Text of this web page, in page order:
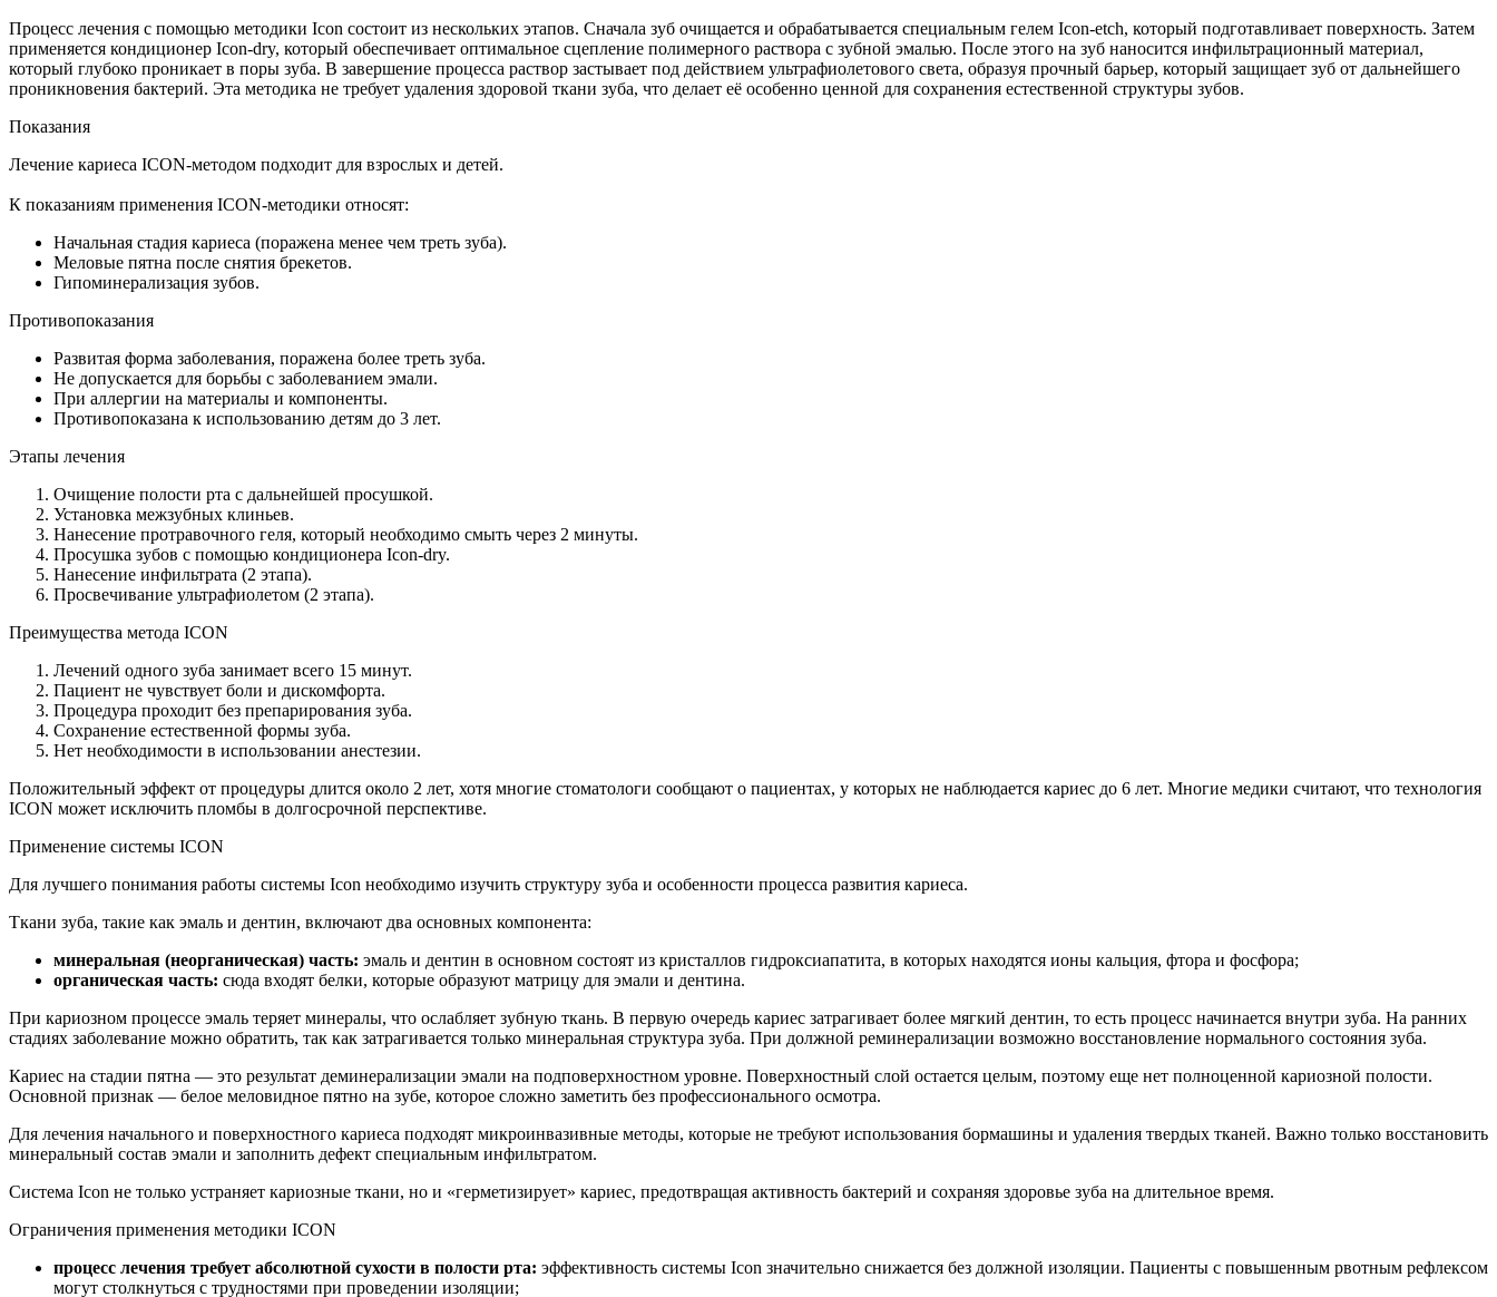
Процесс лечения с помощью методики Icon состоит из нескольких этапов. Сначала зуб очищается и обрабатывается специальным гелем Icon-etch, который подготавливает поверхность. Затем
применяется кондиционер Icon-dry, который обеспечивает оптимальное сцепление полимерного раствора с зубной эмалью. После этого на зуб наносится инфильтрационный материал,
который глубоко проникает в поры зуба. В завершение процесса раствор застывает под действием ультрафиолетового света, образуя прочный барьер, который защищает зуб от дальнейшего
проникновения бактерий. Эта методика не требует удаления здоровой ткани зуба, что делает её особенно ценной для сохранения естественной структуры зубов.
Показания
Лечение кариеса ICON-методом подходит для взрослых и детей.
К показаниям применения ICON-методики относят:
Начальная стадия кариеса (поражена менее чем треть зуба).
Меловые пятна после снятия брекетов.
Гипоминерализация зубов.
Противопоказания
Развитая форма заболевания, поражена более треть зуба.
Не допускается для борьбы с заболеванием эмали.
При аллергии на материалы и компоненты.
Противопоказана к использованию детям до 3 лет.
Этапы лечения
Очищение полости рта с дальнейшей просушкой.
Установка межзубных клиньев.
Нанесение протравочного геля, который необходимо смыть через 2 минуты.
Просушка зубов с помощью кондиционера Icon-dry.
Нанесение инфильтрата (2 этапа).
Просвечивание ультрафиолетом (2 этапа).
Преимущества метода ICON
Лечений одного зуба занимает всего 15 минут.
Пациент не чувствует боли и дискомфорта.
Процедура проходит без препарирования зуба.
Сохранение естественной формы зуба.
Нет необходимости в использовании анестезии.
Положительный эффект от процедуры длится около 2 лет, хотя многие стоматологи сообщают о пациентах, у которых не наблюдается кариес до 6 лет. Многие медики считают, что технология
ICON может исключить пломбы в долгосрочной перспективе.
Применение системы ICON
Для лучшего понимания работы системы Icon необходимо изучить структуру зуба и особенности процесса развития кариеса.
Ткани зуба, такие как эмаль и дентин, включают два основных компонента:
минеральная (неорганическая) часть: эмаль и дентин в основном состоят из кристаллов гидроксиапатита, в которых находятся ионы кальция, фтора и фосфора;
органическая часть: сюда входят белки, которые образуют матрицу для эмали и дентина.
При кариозном процессе эмаль теряет минералы, что ослабляет зубную ткань. В первую очередь кариес затрагивает более мягкий дентин, то есть процесс начинается внутри зуба. На ранних
стадиях заболевание можно обратить, так как затрагивается только минеральная структура зуба. При должной реминерализации возможно восстановление нормального состояния зуба.
Кариес на стадии пятна — это результат деминерализации эмали на подповерхностном уровне. Поверхностный слой остается целым, поэтому еще нет полноценной кариозной полости.
Основной признак — белое меловидное пятно на зубе, которое сложно заметить без профессионального осмотра.
Для лечения начального и поверхностного кариеса подходят микроинвазивные методы, которые не требуют использования бормашины и удаления твердых тканей. Важно только восстановить
минеральный состав эмали и заполнить дефект специальным инфильтратом.
Система Icon не только устраняет кариозные ткани, но и «герметизирует» кариес, предотвращая активность бактерий и сохраняя здоровье зуба на длительное время.
Ограничения применения методики ICON
процесс лечения требует абсолютной сухости в полости рта: эффективность системы Icon значительно снижается без должной изоляции. Пациенты с повышенным рвотным рефлексом
могут столкнуться с трудностями при проведении изоляции;